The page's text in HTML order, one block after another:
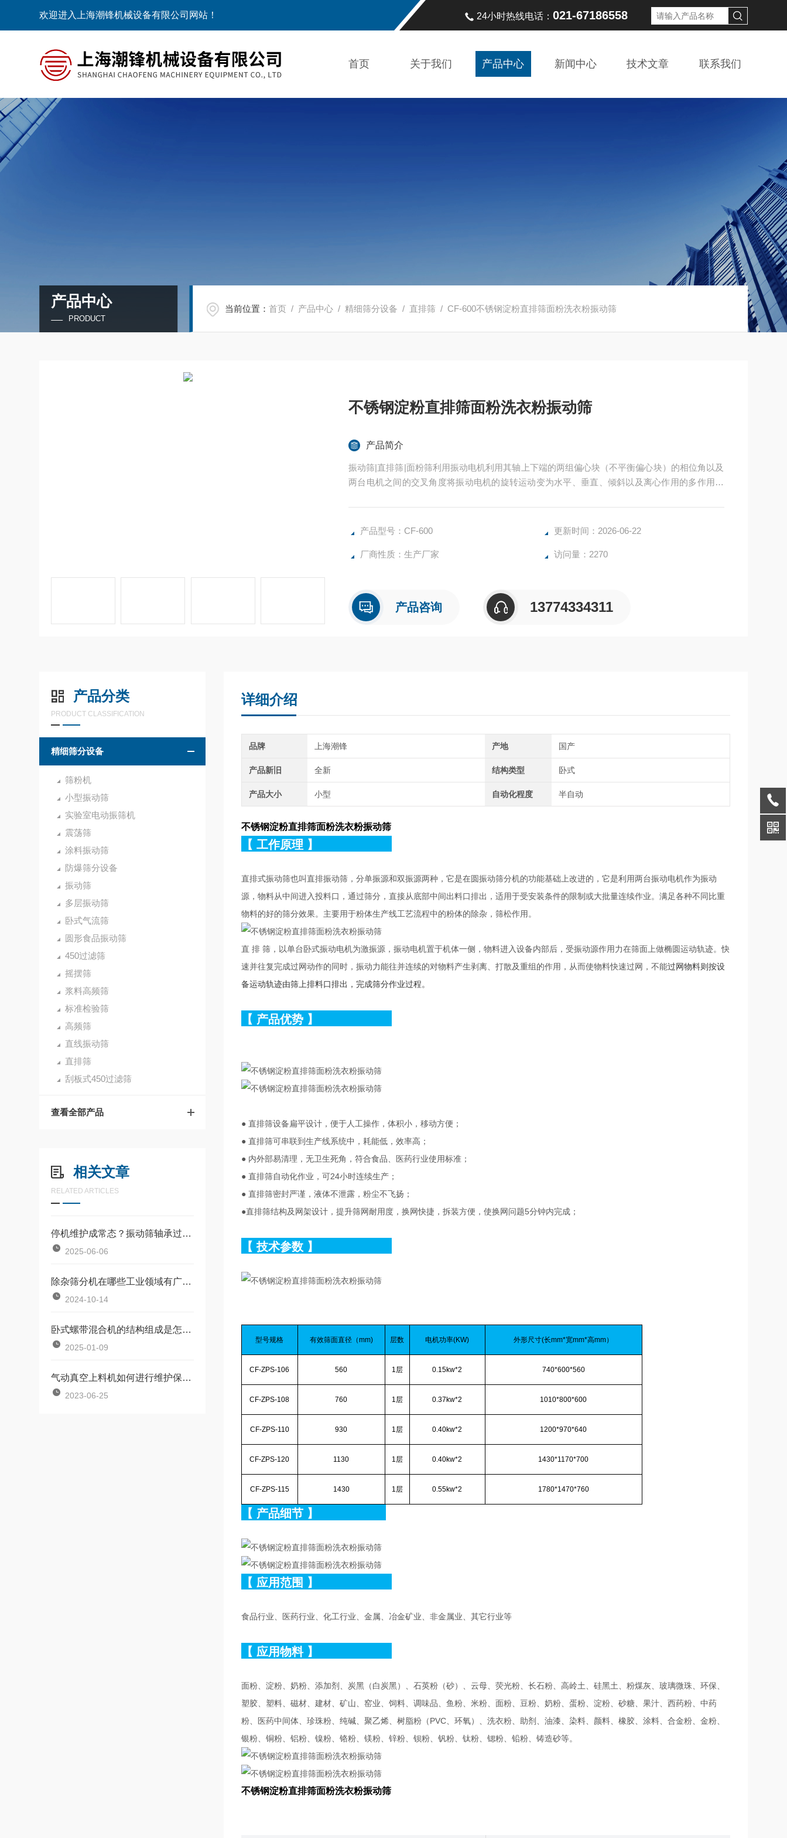
欢迎进入上海潮锋机械设备有限公司网站！ 24小时热线电话： 021-67186558
首页 关于我们 产品中心 新闻中心 技术文章 联系我们
产品中心
PRODUCT
当前位置：首页 / 产品中心 / 精细筛分设备 / 直排筛 / CF-600不锈钢淀粉直排筛面粉洗衣粉振动筛
不锈钢淀粉直排筛面粉洗衣粉振动筛
产品简介
振动筛|直排筛|面粉筛利用振动电机利用其轴上下端的两组偏心块（不平衡偏心块）的相位角以及
两台电机之间的交叉角度将振动电机的旋转运动变为水平、垂直、倾斜以及离心作用的多作用力
产品型号：CF-600 更新时间：2026-06-22
厂商性质：生产厂家 访问量：2270
产品咨询 13774334311
产品分类
PRODUCT CLASSIFICATION
精细筛分设备
筛粉机
小型振动筛
实验室电动振筛机
震荡筛
涂料振动筛
防爆筛分设备
振动筛
多层振动筛
卧式气流筛
圆形食品振动筛
450过滤筛
摇摆筛
浆料高频筛
标准检验筛
高频筛
直线振动筛
直排筛
刮板式450过滤筛
查看全部产品
相关文章
RELATED ARTICLES
停机维护成常态？振动筛轴承过热、筛网破损的 “无底洞” 怎么填？
2025-06-06
除杂筛分机在哪些工业领域有广泛应用？
2024-10-14
卧式螺带混合机的结构组成是怎样的？
2025-01-09
气动真空上料机如何进行维护保养？
2023-06-25
详细介绍
品牌 上海潮锋 产地 国产
产品新旧 全新 结构类型 卧式
产品大小 小型 自动化程度 半自动
不锈钢淀粉直排筛面粉洗衣粉振动筛
【 工作原理 】
直排式振动筛也叫直排振动筛，分单振源和双振源两种，它是在圆振动筛分机的功能基础上改进的，它是利用两台振动电机作为振动
源，物料从中间进入投料口，通过筛分，直接从底部中间出料口排出，适用于受安装条件的限制或大批量连续作业。满足各种不同比重
物料的好的筛分效果。主要用于粉体生产线工艺流程中的粉体的除杂，筛松作用。
直 排 筛，以单台卧式振动电机为激振源，振动电机置于机体一侧，物料进入设备内部后，受振动源作用力在筛面上做椭圆运动轨迹。快
速并往复完成过网动作的同时，振动力能往并连续的对物料产生剥离、打散及重组的作用，从而使物料快速过网， 不能过网物料则按设
备运动轨迹由筛上排料口排出，完成筛分作业过程。
【 产品优势 】
● 直排筛设备扁平设计，便于人工操作，体积小，移动方便；
● 直排筛可串联到生产线系统中，耗能低，效率高；
● 内外部易清理，无卫生死角，符合食品、医药行业使用标准；
● 直排筛自动化作业，可24小时连续生产；
● 直排筛密封严谨，液体不泄露，粉尘不飞扬；
●直排筛结构及网架设计，提升筛网耐用度，换网快捷，拆装方便，使换网问题5分钟内完成；
【 技术参数 】
型号规格 有效筛面直径（mm) 层数 电机功率(KW) 外形尺寸(长mm*宽mm*高mm）
CF-ZPS-106 560 1层 0.15kw*2 740*600*560
CF-ZPS-108 760 1层 0.37kw*2 1010*800*600
CF-ZPS-110 930 1层 0.40kw*2 1200*970*640
CF-ZPS-120 1130 1层 0.40kw*2 1430*1170*700
CF-ZPS-115 1430 1层 0.55kw*2 1780*1470*760
【 产品细节 】
【 应用范围 】
食品行业、医药行业、化工行业、金属、冶金矿业、非金属业、其它行业等
【 应用物料 】
面粉、淀粉、奶粉、添加剂、炭黑（白炭黑）、石英粉（砂）、云母、荧光粉、长石粉、高岭土、硅黑土、粉煤灰、玻璃微珠、环保、
塑胶、塑料、磁材、建材、矿山、窑业、饲料、调味品、鱼粉、米粉、面粉、豆粉、奶粉、蛋粉、淀粉、砂糖、果汁、西药粉、中药
粉、医药中间体、珍珠粉、纯碱、聚乙烯、树脂粉（PVC、环氧）、洗衣粉、助剂、油漆、染料、颜料、橡胶、涂料、合金粉、金粉、
银粉、铜粉、铝粉、镍粉、铬粉、镁粉、锌粉、钡粉、钒粉、钛粉、锶粉、铅粉、铸造砂等。
不锈钢淀粉直排筛面粉洗衣粉振动筛